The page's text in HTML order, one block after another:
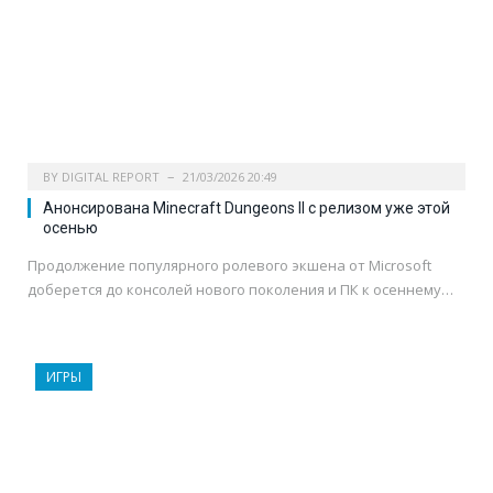
BY DIGITAL REPORT 21/03/2026 20:49
Aнонсирована Minecraft Dungeons II с релизом уже этой
осенью
Продолжение популярного ролевого экшена от Microsoft
доберется до консолей нового поколения и ПК к осеннему…
ИГРЫ